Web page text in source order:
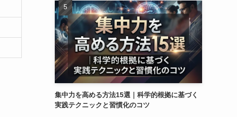
集中力を高める方法15選｜科学的根拠に基づく
実践テクニックと習慣化のコツ